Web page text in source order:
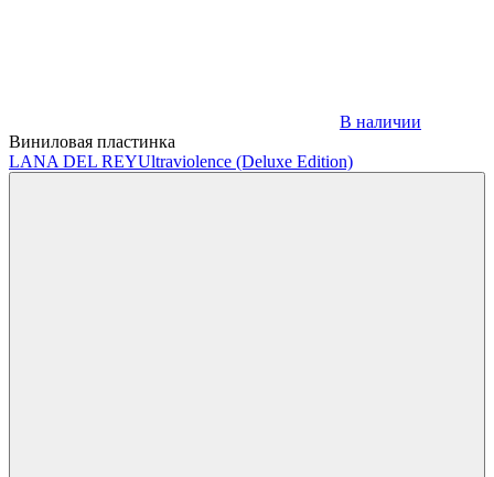
В наличии
Виниловая пластинка
LANA DEL REYUltraviolence (Deluxe Edition)